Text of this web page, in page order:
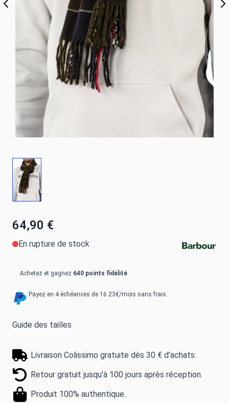
64,90 €
En rupture de stock
Achetez et gagnez 640 points fidélité
Payez en 4 échéances de 16.23€/mois sans frais.
Guide des tailles
Livraison Colissimo gratuite dès 30 € d'achats.
Retour gratuit jusqu'à 100 jours après réception.
Produit 100% authentique.